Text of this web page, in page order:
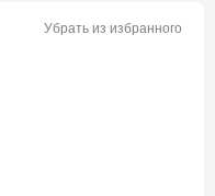
Убрать из избранного